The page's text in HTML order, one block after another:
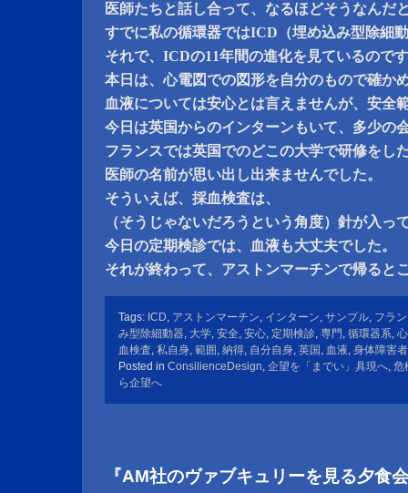
医師たちと話し合って、なるほどそうなんだ
すでに私の循環器ではICD（埋め込み型除細
それで、ICDの11年間の進化を見ているので
本日は、心電図での図形を自分のもので確か
血液については安心とは言えませんが、安全
今日は英国からのインターンもいて、多少の
フランスでは英国でのどこの大学で研修をし
医師の名前が思い出し出来ませんでした。
そういえば、採血検査は、
（そうじゃないだろうという角度）針が入っ
今日の定期検診では、血液も大丈夫でした。
それが終わって、アストンマーチンで帰ると
Tags: ICD, アストンマーチン, インターン, サンプル, フラ
み型除細動器, 大学, 安全, 安心, 定期検診, 専門 , 循環器系,
血検査, 私自身, 範囲 , 納得, 自分自身, 英国 , 血液, 身体障害者
Posted in ConsilienceDesign, 企望を「までい」具現へ, 危
ら企望へ
『AM社のヴァブキュリーを見る夕食